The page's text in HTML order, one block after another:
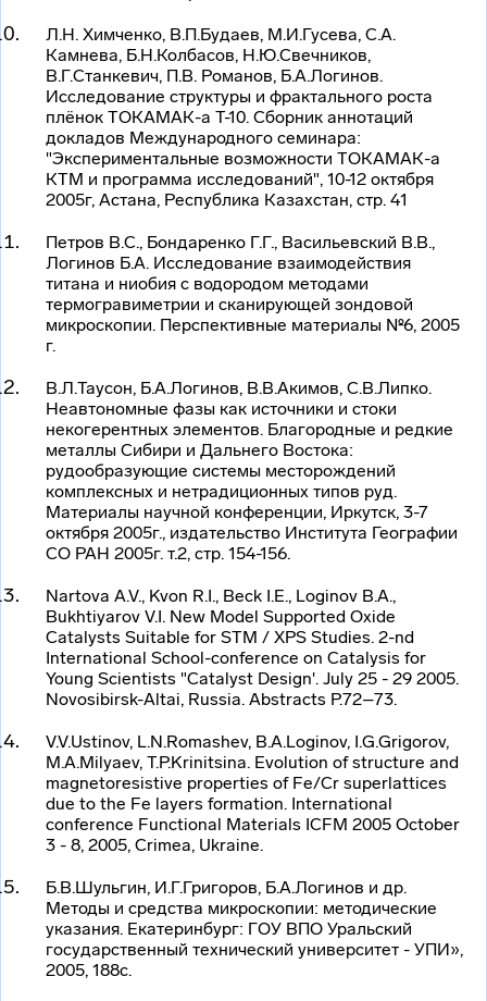
Л.Н. Химченко, В.П.Будаев, М.И.Гусева, С.А.
Камнева, Б.Н.Колбасов, Н.Ю.Свечников,
В.Г.Станкевич, П.В. Романов, Б.А.Логинов.
Исследование структуры и фрактального роста
плёнок ТОКАМАК-а Т-10. Сборник аннотаций
докладов Международного семинара:
"Экспериментальные возможности ТОКАМАК-а
КТМ и программа исследований", 10-12 октября
2005г, Астана, Республика Казахстан, стр. 41
Петров В.С., Бондаренко Г.Г., Васильевский В.В.,
Логинов Б.А. Исследование взаимодействия
титана и ниобия с водородом методами
термогравиметрии и сканирующей зондовой
микроскопии. Перспективные материалы №6, 2005
г.
В.Л.Таусон, Б.А.Логинов, В.В.Акимов, С.В.Липко.
Неавтономные фазы как источники и стоки
некогерентных элементов. Благородные и редкие
металлы Сибири и Дальнего Востока:
рудообразующие системы месторождений
комплексных и нетрадиционных типов руд.
Материалы научной конференции, Иркутск, 3-7
октября 2005г., издательство Института Географии
СО РАН 2005г. т.2, стр. 154-156.
Nartova A.V., Kvon R.I., Beck I.E., Loginov B.A.,
Bukhtiyarov V.I. New Model Supported Oxide
Catalysts Suitable for STM / XPS Studies. 2-nd
International School-conference on Catalysis for
Young Scientists "Catalyst Design'. July 25 - 29 2005.
Novosibirsk-Altai, Russia. Abstracts P.72–73.
V.V.Ustinov, L.N.Romashev, B.A.Loginov, I.G.Grigorov,
M.A.Milyaev, T.P.Krinitsina. Evolution of structure and
magnetoresistive properties of Fe/Cr superlattices
due to the Fe layers formation. International
conference Functional Materials ICFM 2005 October
3 - 8, 2005, Crimea, Ukraine.
Б.В.Шульгин, И.Г.Григоров, Б.А.Логинов и др.
Методы и средства микроскопии: методические
указания. Екатеринбург: ГОУ ВПО Уральский
государственный технический университет - УПИ»,
2005, 188с.